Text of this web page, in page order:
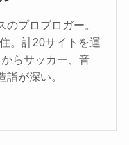
プロブロガー。
。計20サイトを運
らサッカー、音
が深い。